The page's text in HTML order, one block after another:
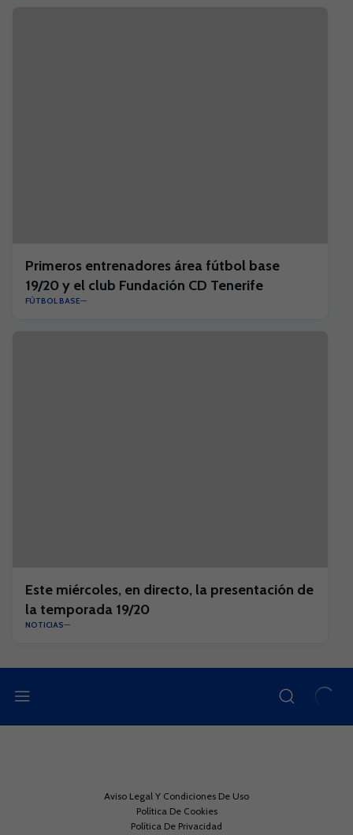
Primeros entrenadores área fútbol base
19/20 y el club Fundación CD Tenerife
FÚTBOL BASE
Este miércoles, en directo, la presentación de
la temporada 19/20
NOTICIAS
Aviso Legal Y Condiciones De Uso
Política De Cookies
Política De Privacidad